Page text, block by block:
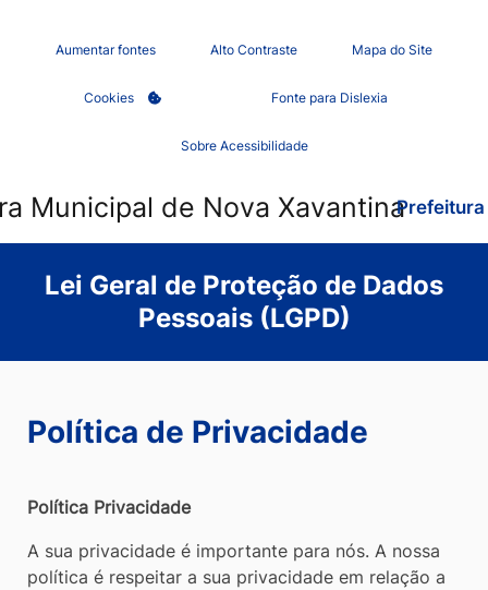
Seção
atalhos
de
acessibilidade
Ir
para
menu
Ir
o
[alt+3]
Aumentar fontes Alto Contraste Mapa do Site
Cookies
Abrir
cookies
Fonte para Dislexia
Sobre Acessibilidade
Lei Geral de Proteção de Dados
Pessoais (LGPD)
Política de Privacidade
Política Privacidade
A sua privacidade é importante para nós. A nossa
política é respeitar a sua privacidade em relação a